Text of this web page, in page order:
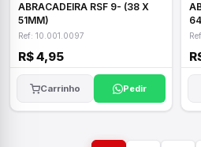
ABRACADEIRA RSF 9- (38 X
51MM)
Ref: 10.001.0097
R$ 4,95
Carrinho Pedir